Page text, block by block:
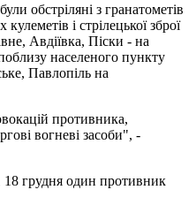
обстріляні з гранатометів
і стрілецької зброї
Авдіївка, Піски - на
населеного пункту
Павлопіль на
противника,
вогневі засоби", -
18 грудня один противник